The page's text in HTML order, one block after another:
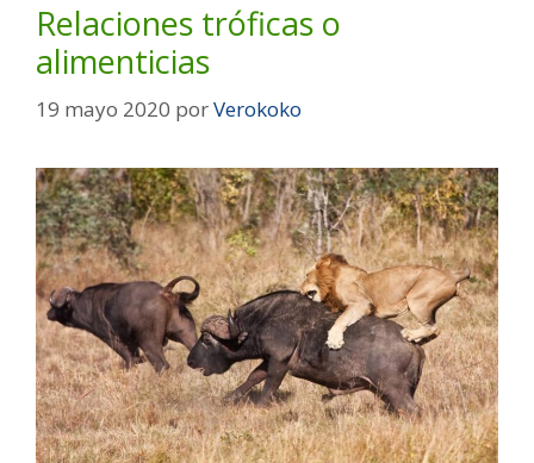
Relaciones tróficas o
alimenticias
19 mayo 2020 porVerokoko